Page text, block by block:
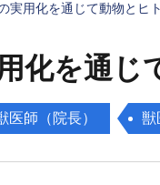
実用化を通じて動物と
用化を通
医師（院長） 獣